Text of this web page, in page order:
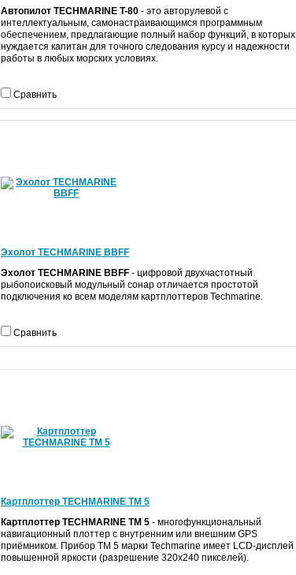
Автопилот TECHMARINE T-80 - это авторулевой с
интеллектуальным, самонастраивающимся программным
обеспечением, предлагающие полный набор функций, в которых
нуждается капитан для точного следования курсу и надежности
работы в любых морских условиях.
Сравнить
Эхолот TECHMARINE BBFF
Эхолот TECHMARINE BBFF - цифровой двухчастотный
рыбопоисковый модульный сонар отличается простотой
подключения ко всем моделям картплоттеров Techmarine.
Сравнить
Картплоттер TECHMARINE ТМ 5
Картплоттер TECHMARINE ТМ 5 - многофункциональный
навигационный плоттер с внутренним или внешним GPS
приёмником. Прибор ТМ 5 марки Techmarine имеет LCD-дисплей
повышенной яркости (разрешение 320x240 пикселей).